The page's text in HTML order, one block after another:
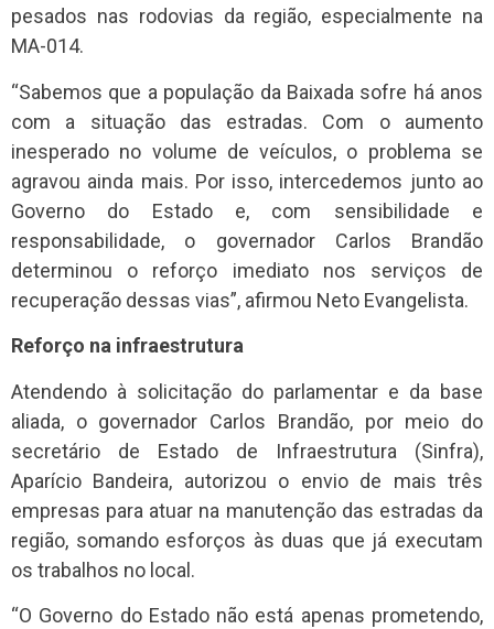
pesados nas rodovias da região, especialmente na
MA-014.
“Sabemos que a população da Baixada sofre há anos
com a situação das estradas. Com o aumento
inesperado no volume de veículos, o problema se
agravou ainda mais. Por isso, intercedemos junto ao
Governo do Estado e, com sensibilidade e
responsabilidade, o governador Carlos Brandão
determinou o reforço imediato nos serviços de
recuperação dessas vias”, afirmou Neto Evangelista.
Reforço na infraestrutura
Atendendo à solicitação do parlamentar e da base
aliada, o governador Carlos Brandão, por meio do
secretário de Estado de Infraestrutura (Sinfra),
Aparício Bandeira, autorizou o envio de mais três
empresas para atuar na manutenção das estradas da
região, somando esforços às duas que já executam
os trabalhos no local.
“O Governo do Estado não está apenas prometendo,